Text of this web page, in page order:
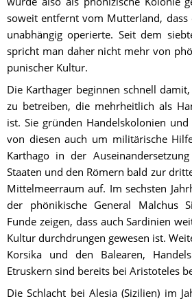
soweit entfernt vom Mutterland, dass
unabhängig operierte. Seit dem
spricht man daher nicht mehr von
punischer Kultur.
Die Karthager beginnen schnell
zu betreiben, die mehrheitlich als
ist. Sie gründen Handelskolonien
von diesen auch um militärische
Karthago in der
Staaten und den Römern bald zur
Mittelmeerraum auf. Im sechsten
der phönikische General Malchus
Funde zeigen, dass auch Sardinien
Kultur durchdrungen gewesen ist.
Korsika und den Balearen,
Etruskern sind bereits bei Aristoteles
Die Schlacht bei Alesia (Sizilien) im